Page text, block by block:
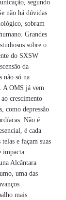
segundo
não há dúvidas
sobram
Grandes
sobre o
do SXSW
da
não só na
A OMS já vem
crescimento
como depressão
Não é
é cada
e façam suas
impacta
Alcântara
uma das
mais